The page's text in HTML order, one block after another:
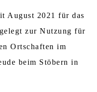
August 2021 für das
zur Nutzung für
Ortschaften im
beim Stöbern in